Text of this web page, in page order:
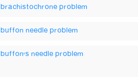
brachistochrone problem
buffon needle problem
buffon's needle problem